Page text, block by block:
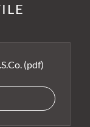
(pdf)